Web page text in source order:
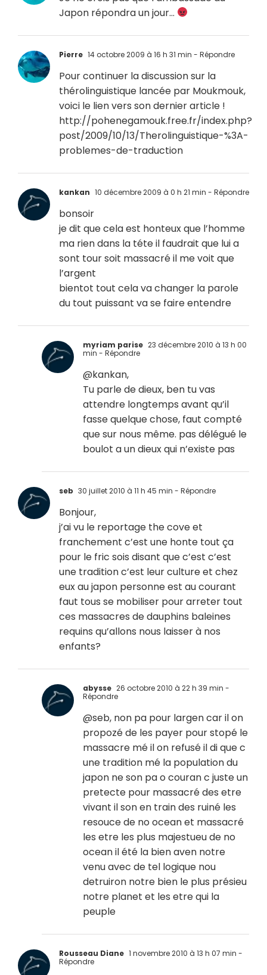
Japon répondra un jour…
Pierre 14 octobre 2009 à 16 h 31 min - Répondre
Pour continuer la discussion sur la
thérolinguistique lancée par Moukmouk,
voici le lien vers son dernier article !
http://pohenegamouk.free.fr/index.php?
post/2009/10/13/Therolinguistique-%3A-
problemes-de-traduction
kankan 10 décembre 2009 à 0 h 21 min - Répondre
bonsoir
je dit que cela est honteux que l’homme
ma rien dans la téte il faudrait que lui a
sont tour soit massacré il me voit que
l’argent
bientot tout cela va changer la parole
du tout puissant va se faire entendre
myriam parise 23 décembre 2010 à 13 h 00
min - Répondre
@kankan,
Tu parle de dieux, ben tu vas
attendre longtemps avant qu’il
fasse quelque chose, faut compté
que sur nous même. pas délégué le
boulot a un dieux qui n’existe pas
seb 30 juillet 2010 à 11 h 45 min - Répondre
Bonjour,
j’ai vu le reportage the cove et
franchement c’est une honte tout ça
pour le fric sois disant que c’est c’est
une tradition c’est leur culture et chez
eux au japon personne est au courant
faut tous se mobiliser pour arreter tout
ces massacres de dauphins baleines
requins qu’allons nous laisser à nos
enfants?
abysse 26 octobre 2010 à 22 h 39 min -
Répondre
@seb, non pa pour largen car il on
propozé de les payer pour stopé le
massacre mé il on refusé il di que c
une tradition mé la population du
japon ne son pa o couran c juste un
pretecte pour massacré des etre
vivant il son en train des ruiné les
resouce de no ocean et massacré
les etre les plus majestueu de no
ocean il été la bien aven notre
venu avec de tel logique nou
detruiron notre bien le plus présieu
notre planet et les etre qui la
peuple
Rousseau Diane 1 novembre 2010 à 13 h 07 min -
Répondre